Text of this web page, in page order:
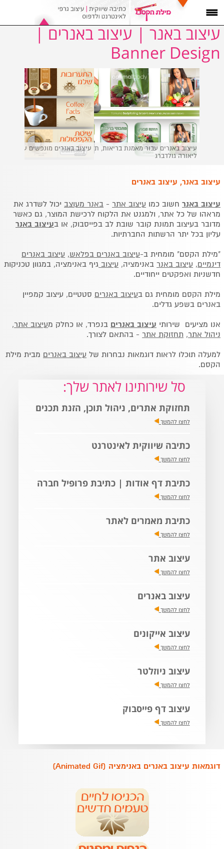
עיצוב באנר | עיצוב באנרים |
Banner Design
עיצוב באנר, עיצוב באנרים
עיצוב באנרחשוב כמו עיצוב אתר- באנר מעוצב יכול לשדרג את
מראהו של כל אתר, ולמגנט את הלקוח לרכישת המוצר, גם כאשר
מדובר בעיצוב תמונת קובר שובת לב בפייסבוק, או בעיצוב באנר
עליון בכל יתר הרשתות החברתיות.
"מילת הקסם" מומחית ב-עיצוב באנרים בפלאש, עיצוב באנרים
דינמיים, עיצוב באנרבאנימציה, עיצוב גיף באנימציה, במגוון טכניקות
חדשניות ואפקטים ייחודיים.
מילת הקסם מומחית גם בעיצוב באנרים סטטיים, עיצוב קמפיין
באנרים בשפע גדלים.
אנו מציעים שירותי עיצוב באנרים בנפרד, או כחלק מעיצוב אתר,
ניהול אתר, תחזוקת אתר- בהתאם לצורך.
למעלה תוכלו לראות דוגמאות נבחרות של עיצוב באנרים מבית מילת
הקסם.
תחזוקת אתרים, ניהול תוכן, הזנת תכנים
לחצו להמשך
כתיבה שיווקית לאינטרנט
לחצו להמשך
כתיבת דף אודות | כתיבת פרופיל חברה
לחצו להמשך
כתיבת מאמרים לאתר
לחצו להמשך
עיצוב אתר
לחצו להמשך
עיצוב באנרים
לחצו להמשך
עיצוב אייקונים
לחצו להמשך
עיצוב ניוזלטר
לחצו להמשך
עיצוב דף פייסבוק
לחצו להמשך
סל שירותינו לאתר שלך:
דוגמאות עיצוב באנרים באנימציה (Animated Gif)